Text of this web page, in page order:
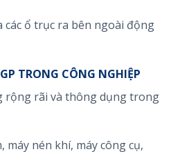
các ổ trục ra bên ngoài động
TRONG CÔNG NGHIỆP
rộng rãi và thông dụng trong
nén khí, máy công cụ,